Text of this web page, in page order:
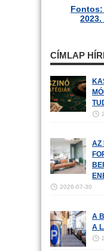
CÍMLAP
AZ
2026-07-30
A
A